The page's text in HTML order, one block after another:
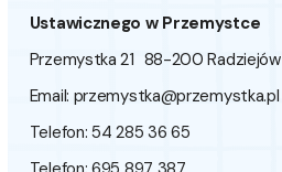
Ustawicznego w Przemystce
Przemystka 21 88-200 Radziejów
Email: przemystka@przemystka.pl
Telefon: 54 285 36 65